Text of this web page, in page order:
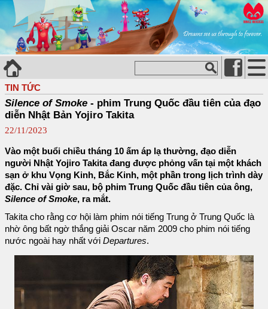
TIN TỨC
Silence of Smoke - phim Trung Quốc đầu tiên của đạo
diễn Nhật Bản Yojiro Takita
22/11/2023
Vào một buổi chiều tháng 10 ấm áp lạ thường, đạo diễn
người Nhật Yojiro Takita đang được phỏng vấn tại một khách
sạn ở khu Vọng Kinh, Bắc Kinh, một phần trong lịch trình dày
đặc. Chỉ vài giờ sau, bộ phim Trung Quốc đầu tiên của ông,
Silence of Smoke, ra mắt.
Takita cho rằng cơ hội làm phim nói tiếng Trung ở Trung Quốc là
nhờ ông bất ngờ thắng giải Oscar năm 2009 cho phim nói tiếng
nước ngoài hay nhất với Departures.